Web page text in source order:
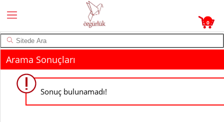
0
Arama Sonuçları
Sonuç bulunamadı!